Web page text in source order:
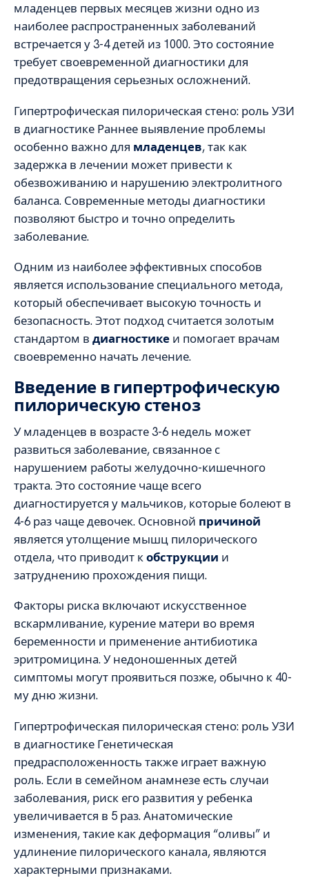
младенцев первых месяцев жизни одно из
наиболее распространенных заболеваний
встречается у 3-4 детей из 1000. Это состояние
требует своевременной диагностики для
предотвращения серьезных осложнений.
Гипертрофическая пилорическая стено: роль УЗИ
в диагностике Раннее выявление проблемы
особенно важно для младенцев, так как
задержка в лечении может привести к
обезвоживанию и нарушению электролитного
баланса. Современные методы диагностики
позволяют быстро и точно определить
заболевание.
Одним из наиболее эффективных способов
является использование специального метода,
который обеспечивает высокую точность и
безопасность. Этот подход считается золотым
стандартом в диагностике и помогает врачам
своевременно начать лечение.
Введение в гипертрофическую
пилорическую стеноз
У младенцев в возрасте 3-6 недель может
развиться заболевание, связанное с
нарушением работы желудочно-кишечного
тракта. Это состояние чаще всего
диагностируется у мальчиков, которые болеют в
4-6 раз чаще девочек. Основной причиной
является утолщение мышц пилорического
отдела, что приводит кобструкции и
затруднению прохождения пищи.
Факторы риска включают искусственное
вскармливание, курение матери во время
беременности и применение антибиотика
эритромицина. У недоношенных детей
симптомы могут проявиться позже, обычно к 40-
му дню жизни.
Гипертрофическая пилорическая стено: роль УЗИ
в диагностике Генетическая
предрасположенность также играет важную
роль. Если в семейном анамнезе есть случаи
заболевания, риск его развития у ребенка
увеличивается в 5 раз. Анатомические
изменения, такие как деформация “оливы” и
удлинение пилорического канала, являются
характерными признаками.